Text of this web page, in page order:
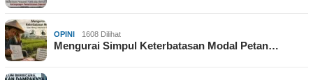
OPINI 1608 Dilihat
Mengurai Simpul Keterbatasan Modal Petan…